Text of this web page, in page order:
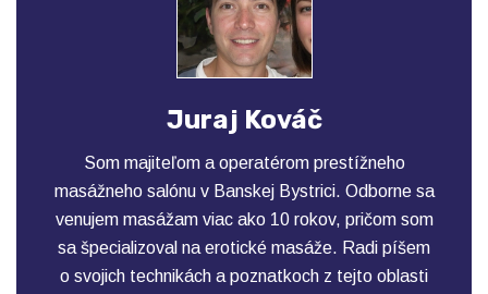
Juraj Kováč
Som majiteľom a operatérom prestížneho
masážneho salónu v Banskej Bystrici. Odborne sa
venujem masážam viac ako 10 rokov, pričom som
sa špecializoval na erotické masáže. Radi píšem
o svojich technikách a poznatkoch z tejto oblasti